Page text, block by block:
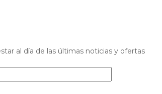
al día de las últimas noticias y ofertas